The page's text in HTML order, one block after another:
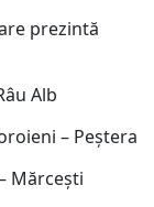
prezintă
Alb
– Peştera